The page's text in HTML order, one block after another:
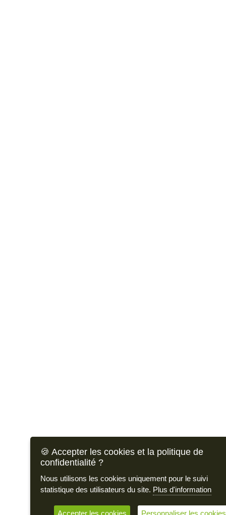
🍪 Accepter les cookies et la politique de
confidentialité ?
Nous utilisons les cookies uniquement pour le suivi
statistique des utilisateurs du site. Plus d'information
Accepter les cookies Personnaliser les cookies